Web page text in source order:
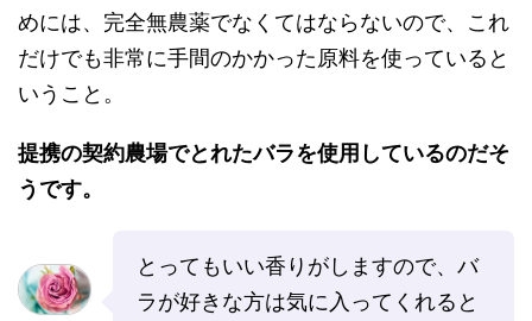
めには、完全無農薬でなくてはならないので、これ
だけでも非常に手間のかかった原料を使っていると
いうこと。
提携の契約農場でとれたバラを使用しているのだそ
うです。
とってもいい香りがしますので、バ
ラが好きな方は気に入ってくれると